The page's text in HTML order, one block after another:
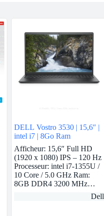
DELL Vostro 3530 | 15,6″ |
intel i7 | 8Go Ram
Afficheur: 15,6″ Full HD
(1920 x 1080) IPS – 120 Hz
Processeur: intel i7-1355U /
10 Core / 5.0 GHz Ram:
8GB DDR4 3200 MHz…
Dell